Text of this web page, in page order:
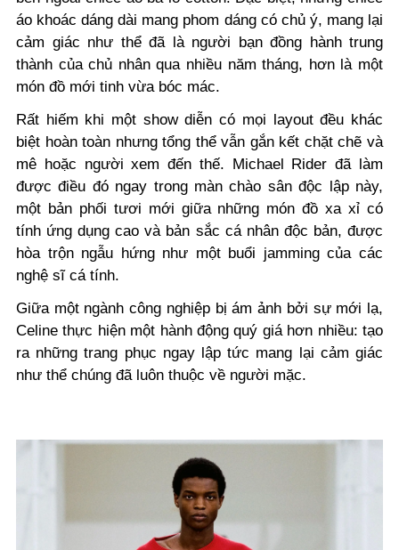
áo khoác dáng dài mang phom dáng có chủ ý, mang lại
cảm giác như thể đã là người bạn đồng hành trung
thành của chủ nhân qua nhiều năm tháng, hơn là một
món đồ mới tinh vừa bóc mác.
Rất hiếm khi một show diễn có mọi layout đều khác
biệt hoàn toàn nhưng tổng thể vẫn gắn kết chặt chẽ và
mê hoặc người xem đến thế. Michael Rider đã làm
được điều đó ngay trong màn chào sân độc lập này,
một bản phối tươi mới giữa những món đồ xa xỉ có
tính ứng dụng cao và bản sắc cá nhân độc bản, được
hòa trộn ngẫu hứng như một buổi jamming của các
nghệ sĩ cá tính.
Giữa một ngành công nghiệp bị ám ảnh bởi sự mới lạ,
Celine thực hiện một hành động quý giá hơn nhiều: tạo
ra những trang phục ngay lập tức mang lại cảm giác
như thể chúng đã luôn thuộc về người mặc.